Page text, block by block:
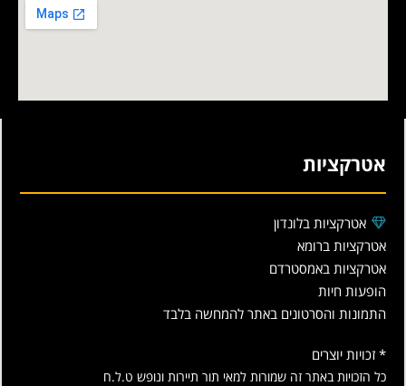
אטרקציות
אטרקציות בלונדון
אטרקציות ברומא
אטרקציות באמסטרדם
הופעות חיות
התמונות והסרטונים באתר להמחשה בלבד
* זכויות יוצרים
כל הזכויות באתר זה שמורות למאי תור תיירות ונופש ט.ל.ח